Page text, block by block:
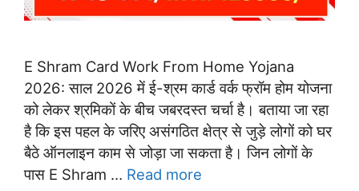
E Shram Card Work From Home Yojana
2026: साल 2026 में ई-श्रम कार्ड वर्क फ्रॉम होम योजना
को लेकर श्रमिकों के बीच जबरदस्त चर्चा है। बताया जा रहा
है कि इस पहल के जरिए असंगठित क्षेत्र से जुड़े लोगों को घर
बैठे ऑनलाइन काम से जोड़ा जा सकता है। जिन लोगों के
पास E Shram … Read more